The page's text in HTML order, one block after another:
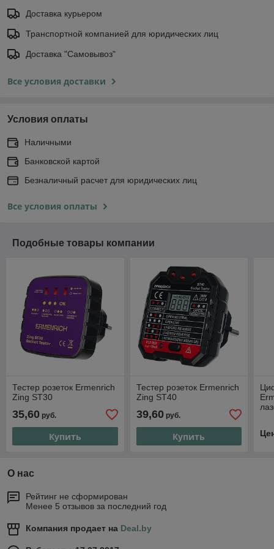
Доставка курьером
Транспортной компанией для юридических лиц
Доставка "Самовывоз"
Все условия доставки
Условия оплаты
Наличными
Банковской картой
Безналичный расчет для юридических лиц
Все условия оплаты
Подобные товары компании
Тестер розеток Ermenrich
Zing ST30
35,60 руб.
Купить
Тестер розеток Ermenrich
Zing ST40
39,60руб.
Купить
О нас
Рейтинг не сформирован
Менее 5 отзывов за последний год
Компания продает на Deal.by